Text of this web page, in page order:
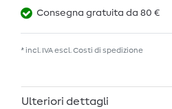
Consegna gratuita da 80 €
* incl. IVA escl.Costi di spedizione
Ulteriori dettagli